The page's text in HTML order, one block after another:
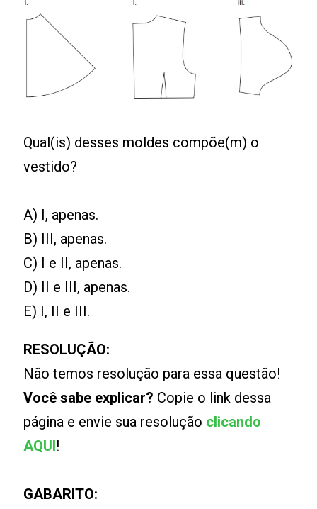
Qual(is) desses moldes compõe(m) o
vestido?
A) I, apenas.
B) III, apenas.
C) I e II, apenas.
D) II e III, apenas.
E) I, II e III.
RESOLUÇÃO:
Não temos resolução para essa questão!
Você sabe explicar? Copie o link dessa
página e envie sua resolução clicando
AQUI!
GABARITO: